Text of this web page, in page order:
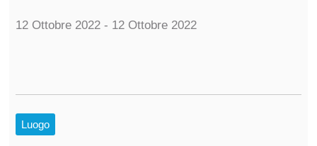
12 Ottobre 2022 - 12 Ottobre 2022
Luogo